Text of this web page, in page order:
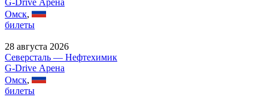
Омск,
билеты
28 августа 2026
Северсталь — Нефтехимик
G-Drive Арена
Омск,
билеты